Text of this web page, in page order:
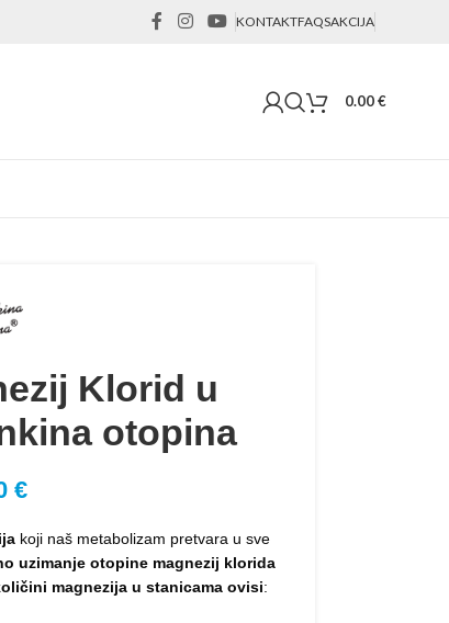
KONTAKTFAQSAKCIJA
0.00€
Klorid u
otopina
€
koji naš metabolizam pretvara u sve
uzimanje otopine magnezij klorida
magnezija u stanicama ovisi: